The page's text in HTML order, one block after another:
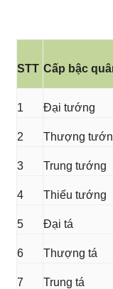
STT Cấp bậc
1 Đại tướng
2 Thượng
3 Trung tướng
4 Thiếu tướng
5 Đại tá
6 Thượng tá
7 Trung tá